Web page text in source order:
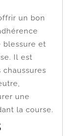
un bon
blessure et
Il est
une
la course.